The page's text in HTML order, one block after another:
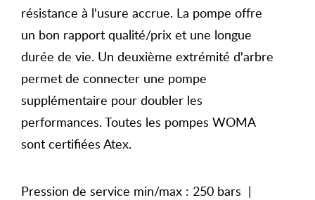
résistance à l'usure accrue. La pompe offre
un bon rapport qualité/prix et une longue
durée de vie. Un deuxième extrémité d'arbre
permet de connecter une pompe
supplémentaire pour doubler les
performances. Toutes les pompes WOMA
sont certifiées Atex.
Pression de service min/max : 250 bars |